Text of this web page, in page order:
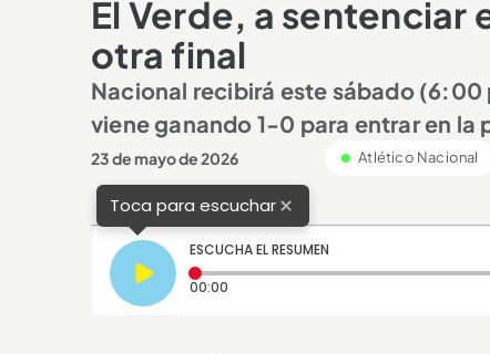
El Verde, a sentenciar
otra final
Nacional recibirá este sábado (6:00
viene ganando 1-0 para entrar en la
23 de mayo de 2026 Atlético Nacional
Toca para escuchar×
ESCUCHA EL RESUMEN
00:00